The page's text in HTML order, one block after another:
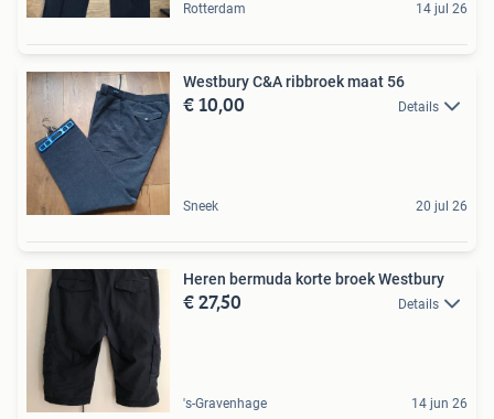
Rotterdam 14 jul 26
Westbury C&A ribbroek maat 56
€ 10,00 Details
Sneek 20 jul 26
Heren bermuda korte broek Westbury
€ 27,50 Details
's-Gravenhage 14 jun 26